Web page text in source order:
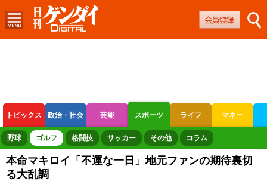
トピックス 政治・社会 芸能 スポーツ ライフ マネー
ボートレース 競輪 オートレース
野球 ゴルフ 格闘技 サッカー その他 コラム
本命マキロイ「不運な一日」地元ファンの期待裏切
る大乱調